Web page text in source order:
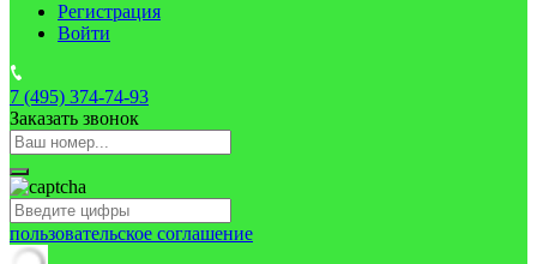
Регистрация
Войти
7 (495) 374-74-93
Заказать звонок
пользовательское соглашение